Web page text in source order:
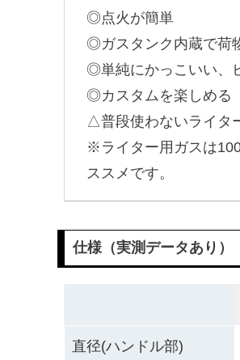
◎点火が簡単
◎ガスタンク内蔵で荷
◎単純にかっこいい、
◎カスタムを楽しめる
△普段使わないライタ
※ライター用ガスは
ススメです。
仕様（実測データあり）
直径(ハンドル部)